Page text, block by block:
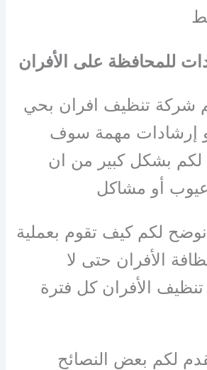
للمحافظة على الأفران
شركة تنظيف افران بحي
و إرشادات مهمة سوف
لكم بشكل كبير من ان
أو مشاكل
لكم كيف تقوم بعملية
الأفران حتى لا
الأفران كل فترة
لكم بعض النصائح